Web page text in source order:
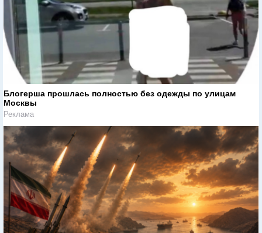
Блогерша прошлась полностью без одежды по улицам
Москвы
Реклама